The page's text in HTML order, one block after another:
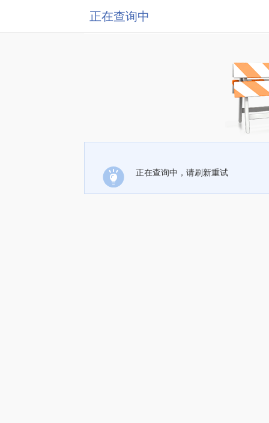
正在查询中
正在查询中，请刷新重试